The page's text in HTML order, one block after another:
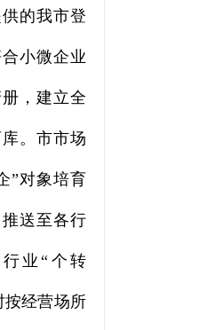
的我市登
小微企业
，建立全
。市市场
”对象培育
送至各行
业“个转
按经营场所